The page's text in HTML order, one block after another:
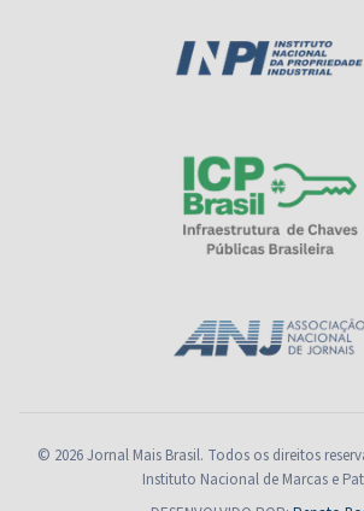
© 2026 Jornal Mais Brasil. Todos os direitos
Instituto Nacional de Marcas e